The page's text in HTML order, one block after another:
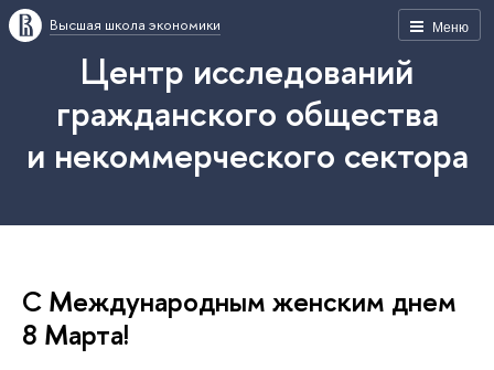
Меню
Высшая школа экономики
Центр исследований
гражданского общества
и некоммерческого сектора
С Международным женским днем
8 Марта!